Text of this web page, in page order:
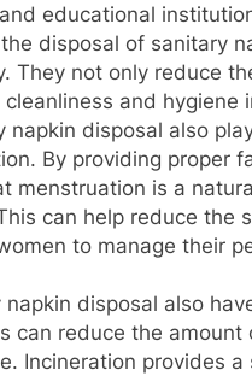
educational
disposal of sanitary
They not only reduce
and hygiene
disposal also
By providing proper
menstruation is a
can help reduce the
to manage their
disposal also
can reduce the
Incineration provides